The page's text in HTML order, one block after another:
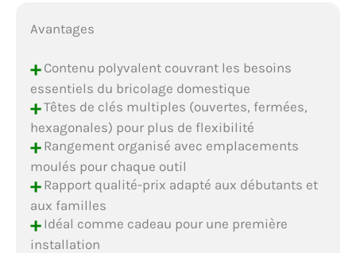
Avantages
+Contenu polyvalent couvrant les besoins
essentiels du bricolage domestique
+Têtes de clés multiples (ouvertes, fermées,
hexagonales) pour plus de flexibilité
+Rangement organisé avec emplacements
moulés pour chaque outil
+Rapport qualité-prix adapté aux débutants et
aux familles
+Idéal comme cadeau pour une première
installation